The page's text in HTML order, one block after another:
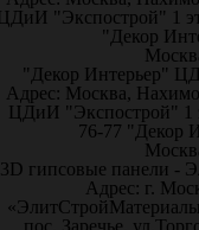
"Экспострой" 1
"Декор
"Декор Интерьер"
Адрес: Москва,
ЦДиИ "Экспострой" 1
76-77 "Декор
3D гипсовые панели -
Адрес: г.
пос. Заречье,